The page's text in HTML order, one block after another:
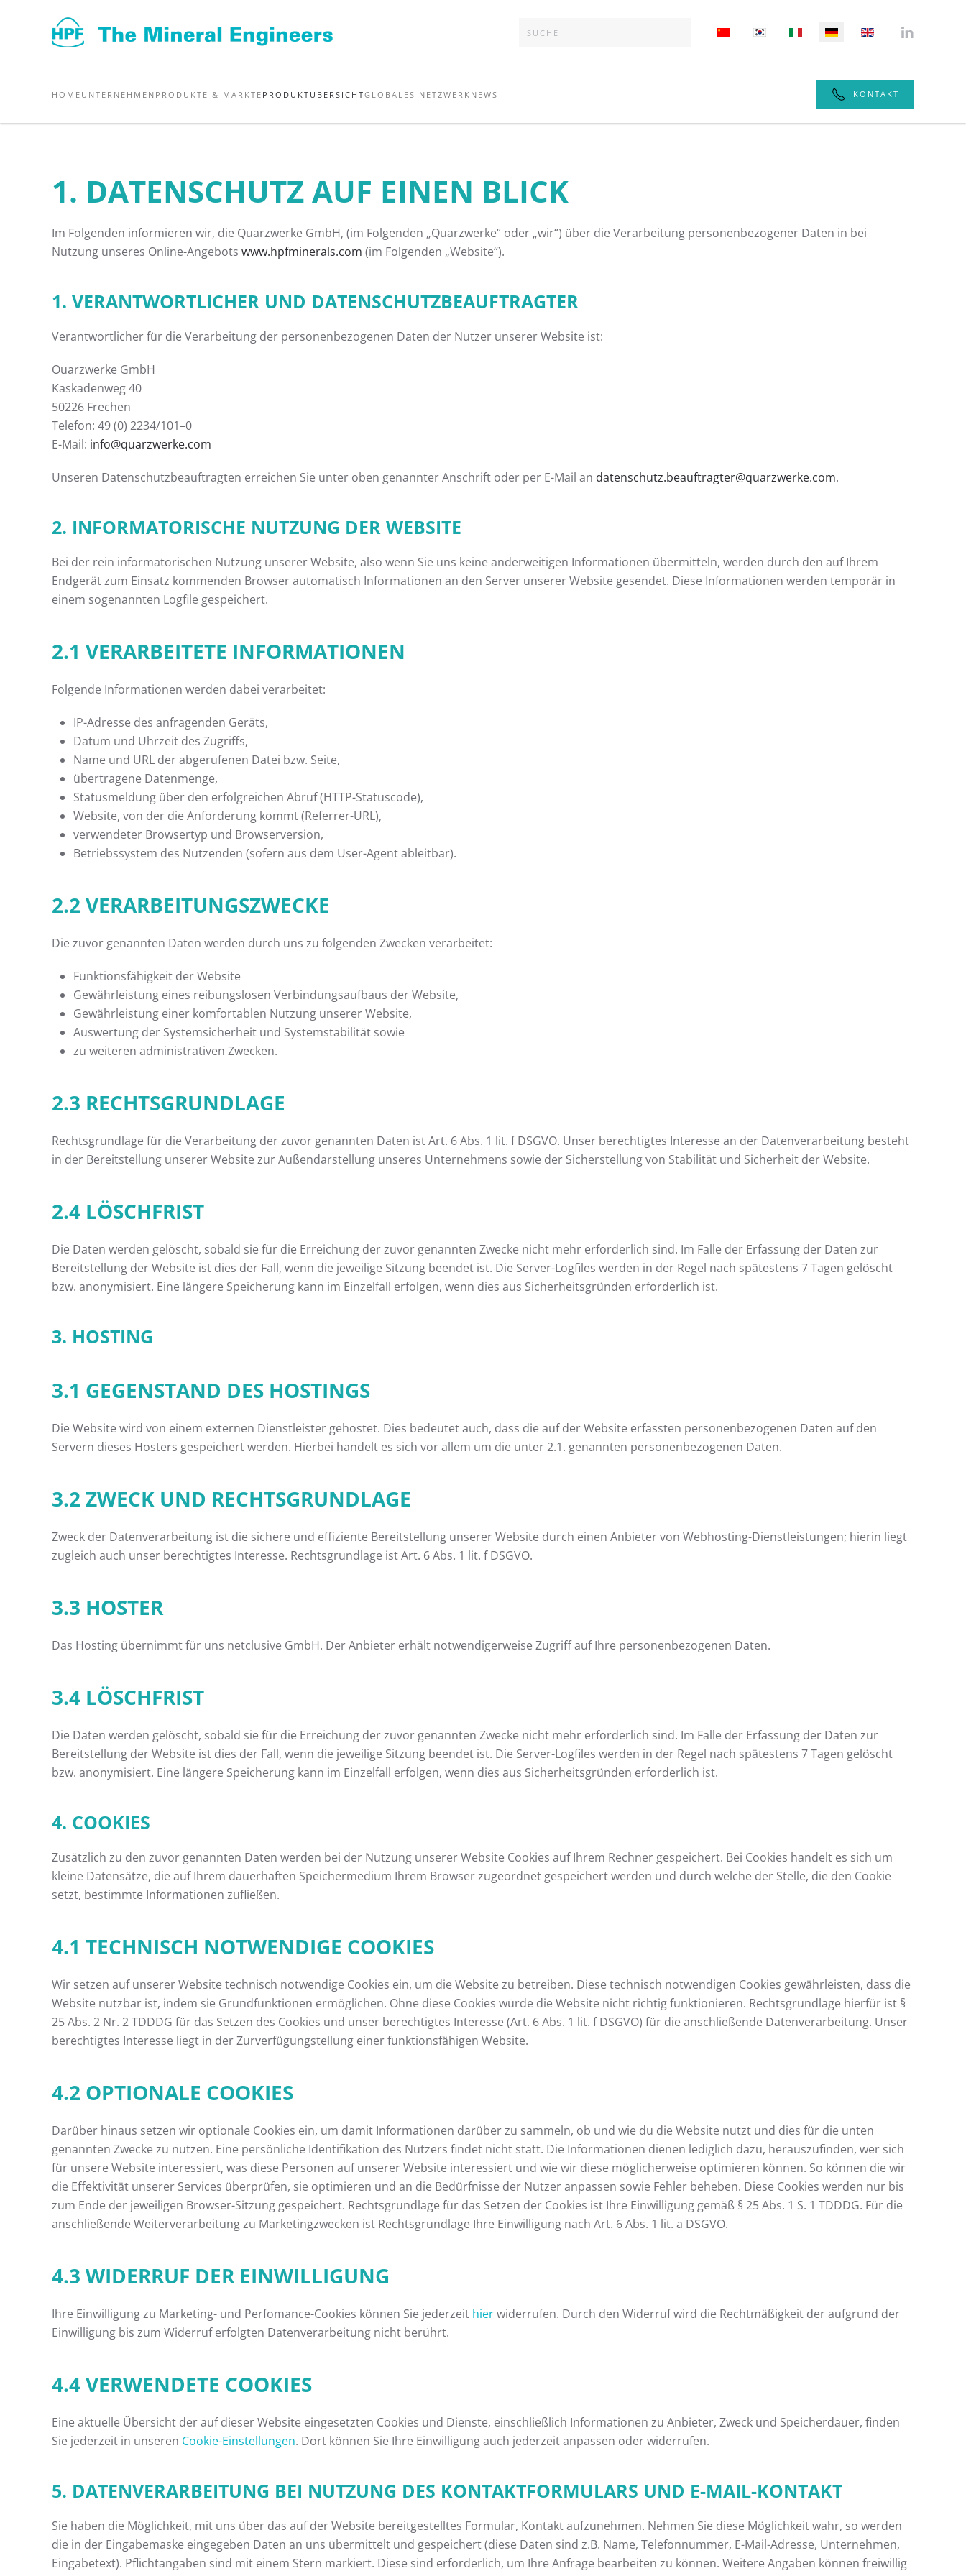
Zum Hauptinhalt springen
HOME UNTERNEHMEN PRODUKTE & MÄRKTE PRODUKTÜBERSICHTGLOBALES NETZWERK NEWS KONTAKT
1. DATENSCHUTZ AUF EINEN BLICK
Im Folgenden informieren wir, die Quarzwerke GmbH, (im Folgenden „Quarzwerke“ oder „wir“) über die Verarbeitung personenbezogener Daten in bei
Nutzung unseres Online-Angebots www.hpfminerals.com (im Folgenden „Website“).
1. VERANTWORTLICHER UND DATENSCHUTZBEAUFTRAGTER
Verantwortlicher für die Verarbeitung der personenbezogenen Daten der Nutzer unserer Website ist:
Ouarzwerke GmbH
Kaskadenweg 40
50226 Frechen
Telefon: 49 (0) 2234/101–0
E-Mail: info@quarzwerke.com
Unseren Datenschutzbeauftragten erreichen Sie unter oben genannter Anschrift oder per E-Mail an datenschutz.beauftragter@quarzwerke.com.
2. INFORMATORISCHE NUTZUNG DER WEBSITE
Bei der rein informatorischen Nutzung unserer Website, also wenn Sie uns keine anderweitigen Informationen übermitteln, werden durch den auf Ihrem
Endgerät zum Einsatz kommenden Browser automatisch Informationen an den Server unserer Website gesendet. Diese Informationen werden temporär in
einem sogenannten Logfile gespeichert.
2.1 VERARBEITETE INFORMATIONEN
Folgende Informationen werden dabei verarbeitet:
IP-Adresse des anfragenden Geräts,
Datum und Uhrzeit des Zugriffs,
Name und URL der abgerufenen Datei bzw. Seite,
übertragene Datenmenge,
Statusmeldung über den erfolgreichen Abruf (HTTP-Statuscode),
Website, von der die Anforderung kommt (Referrer-URL),
verwendeter Browsertyp und Browserversion,
Betriebssystem des Nutzenden (sofern aus dem User-Agent ableitbar).
2.2 VERARBEITUNGSZWECKE
Die zuvor genannten Daten werden durch uns zu folgenden Zwecken verarbeitet:
Funktionsfähigkeit der Website
Gewährleistung eines reibungslosen Verbindungsaufbaus der Website,
Gewährleistung einer komfortablen Nutzung unserer Website,
Auswertung der Systemsicherheit und Systemstabilität sowie
zu weiteren administrativen Zwecken.
2.3 RECHTSGRUNDLAGE
Rechtsgrundlage für die Verarbeitung der zuvor genannten Daten ist Art. 6 Abs. 1 lit. f DSGVO. Unser berechtigtes Interesse an der Datenverarbeitung besteht
in der Bereitstellung unserer Website zur Außendarstellung unseres Unternehmens sowie der Sicherstellung von Stabilität und Sicherheit der Website.
2.4 LÖSCHFRIST
Die Daten werden gelöscht, sobald sie für die Erreichung der zuvor genannten Zwecke nicht mehr erforderlich sind. Im Falle der Erfassung der Daten zur
Bereitstellung der Website ist dies der Fall, wenn die jeweilige Sitzung beendet ist. Die Server-Logfiles werden in der Regel nach spätestens 7 Tagen gelöscht
bzw. anonymisiert. Eine längere Speicherung kann im Einzelfall erfolgen, wenn dies aus Sicherheitsgründen erforderlich ist.
3. HOSTING
3.1 GEGENSTAND DES HOSTINGS
Die Website wird von einem externen Dienstleister gehostet. Dies bedeutet auch, dass die auf der Website erfassten personenbezogenen Daten auf den
Servern dieses Hosters gespeichert werden. Hierbei handelt es sich vor allem um die unter 2.1. genannten personenbezogenen Daten.
3.2 ZWECK UND RECHTSGRUNDLAGE
Zweck der Datenverarbeitung ist die sichere und effiziente Bereitstellung unserer Website durch einen Anbieter von Webhosting-Dienstleistungen; hierin liegt
zugleich auch unser berechtigtes Interesse. Rechtsgrundlage ist Art. 6 Abs. 1 lit. f DSGVO.
3.3 HOSTER
Das Hosting übernimmt für uns netclusive GmbH. Der Anbieter erhält notwendigerweise Zugriff auf Ihre personenbezogenen Daten.
3.4 LÖSCHFRIST
Die Daten werden gelöscht, sobald sie für die Erreichung der zuvor genannten Zwecke nicht mehr erforderlich sind. Im Falle der Erfassung der Daten zur
Bereitstellung der Website ist dies der Fall, wenn die jeweilige Sitzung beendet ist. Die Server-Logfiles werden in der Regel nach spätestens 7 Tagen gelöscht
bzw. anonymisiert. Eine längere Speicherung kann im Einzelfall erfolgen, wenn dies aus Sicherheitsgründen erforderlich ist.
4. COOKIES
Zusätzlich zu den zuvor genannten Daten werden bei der Nutzung unserer Website Cookies auf Ihrem Rechner gespeichert. Bei Cookies handelt es sich um
kleine Datensätze, die auf Ihrem dauerhaften Speichermedium Ihrem Browser zugeordnet gespeichert werden und durch welche der Stelle, die den Cookie
setzt, bestimmte Informationen zufließen.
4.1 TECHNISCH NOTWENDIGE COOKIES
Wir setzen auf unserer Website technisch notwendige Cookies ein, um die Website zu betreiben. Diese technisch notwendigen Cookies gewährleisten, dass die
Website nutzbar ist, indem sie Grundfunktionen ermöglichen. Ohne diese Cookies würde die Website nicht richtig funktionieren. Rechtsgrundlage hierfür ist §
25 Abs. 2 Nr. 2 TDDDG für das Setzen des Cookies und unser berechtigtes Interesse (Art. 6 Abs. 1 lit. f DSGVO) für die anschließende Datenverarbeitung. Unser
berechtigtes Interesse liegt in der Zurverfügungstellung einer funktionsfähigen Website.
4.2 OPTIONALE COOKIES
Darüber hinaus setzen wir optionale Cookies ein, um damit Informationen darüber zu sammeln, ob und wie du die Website nutzt und dies für die unten
genannten Zwecke zu nutzen. Eine persönliche Identifikation des Nutzers findet nicht statt. Die Informationen dienen lediglich dazu, herauszufinden, wer sich
für unsere Website interessiert, was diese Personen auf unserer Website interessiert und wie wir diese möglicherweise optimieren können. So können die wir
die Effektivität unserer Services überprüfen, sie optimieren und an die Bedürfnisse der Nutzer anpassen sowie Fehler beheben. Diese Cookies werden nur bis
zum Ende der jeweiligen Browser-Sitzung gespeichert. Rechtsgrundlage für das Setzen der Cookies ist Ihre Einwilligung gemäß § 25 Abs. 1 S. 1 TDDDG. Für die
anschließende Weiterverarbeitung zu Marketingzwecken ist Rechtsgrundlage Ihre Einwilligung nach Art. 6 Abs. 1 lit. a DSGVO.
4.3 WIDERRUF DER EINWILLIGUNG
Ihre Einwilligung zu Marketing- und Perfomance-Cookies können Sie jederzeit hierwiderrufen. Durch den Widerruf wird die Rechtmäßigkeit der aufgrund der
Einwilligung bis zum Widerruf erfolgten Datenverarbeitung nicht berührt.
4.4 VERWENDETE COOKIES
Eine aktuelle Übersicht der auf dieser Website eingesetzten Cookies und Dienste, einschließlich Informationen zu Anbieter, Zweck und Speicherdauer, finden
Sie jederzeit in unseren Cookie-Einstellungen. Dort können Sie Ihre Einwilligung auch jederzeit anpassen oder widerrufen.
5. DATENVERARBEITUNG BEI NUTZUNG DES KONTAKTFORMULARS UND E-MAIL-KONTAKT
Sie haben die Möglichkeit, mit uns über das auf der Website bereitgestelltes Formular, Kontakt aufzunehmen. Nehmen Sie diese Möglichkeit wahr, so werden
die in der Eingabemaske eingegeben Daten an uns übermittelt und gespeichert (diese Daten sind z.B. Name, Telefonnummer, E-Mail-Adresse, Unternehmen,
Eingabetext). Pflichtangaben sind mit einem Stern markiert. Diese sind erforderlich, um Ihre Anfrage bearbeiten zu können. Weitere Angaben können freiwillig